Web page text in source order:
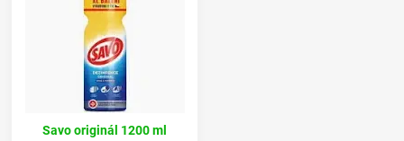
Savo originál 1200 ml